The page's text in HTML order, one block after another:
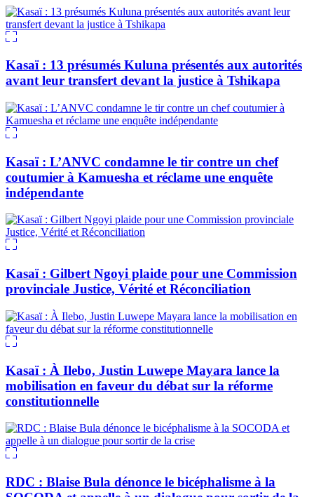
Kasaï : 13 présumés Kuluna présentés aux autorités
avant leur transfert devant la justice à Tshikapa
Kasaï : L’ANVC condamne le tir contre un chef
coutumier à Kamuesha et réclame une enquête
indépendante
Kasaï : Gilbert Ngoyi plaide pour une Commission
provinciale Justice, Vérité et Réconciliation
Kasaï : À Ilebo, Justin Luwepe Mayara lance la
mobilisation en faveur du débat sur la réforme
constitutionnelle
RDC : Blaise Bula dénonce le bicéphalisme à la